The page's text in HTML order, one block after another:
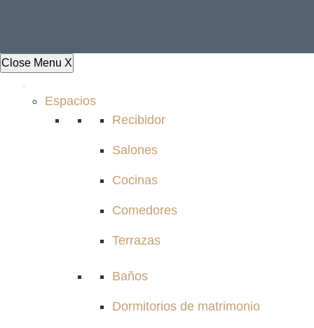
Close Menu X
Espacios
Recibidor
Salones
Cocinas
Comedores
Terrazas
Baños
Dormitorios de matrimonio